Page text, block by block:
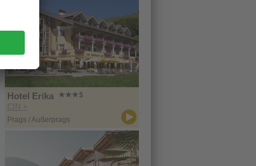
Hotel Erika
CIN +
Prags / Außerprags